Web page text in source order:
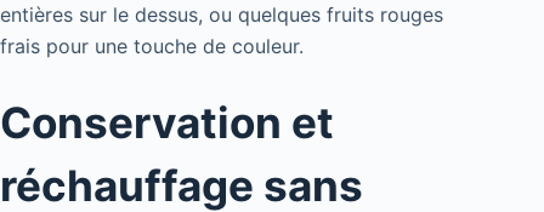
entières sur le dessus, ou quelques fruits rouges
frais pour une touche de couleur.
Conservation et
réchauffage sans